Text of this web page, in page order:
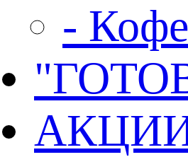
- Кофе